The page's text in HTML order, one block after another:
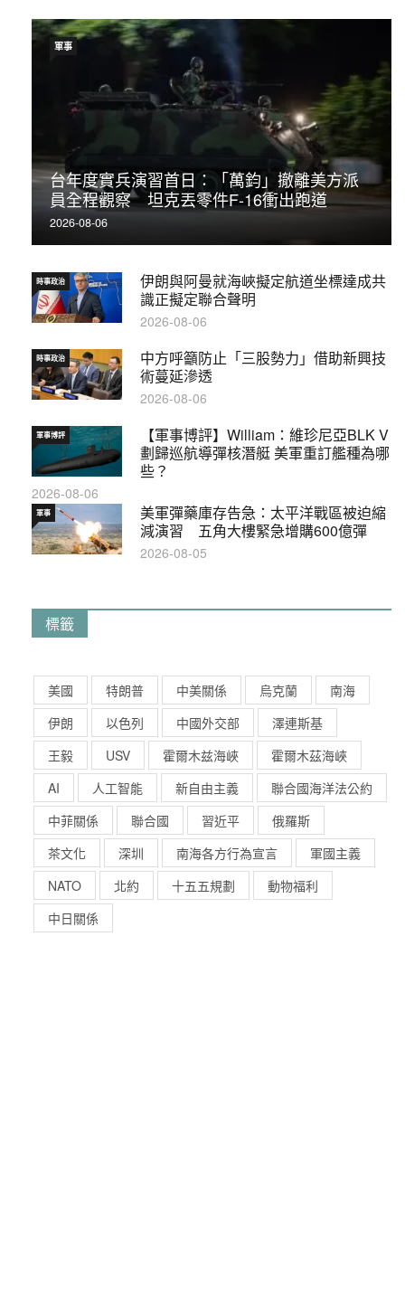
台年度實兵演習首日：「萬鈞」撤離美方派
員全程觀察 坦克丟零件F-16衝出跑道
2026-08-06
軍事
伊朗與阿曼就海峽擬定航道坐標達成共
識正擬定聯合聲明
時事政治
2026-08-06
中方呼籲防止「三股勢力」借助新興技
術蔓延滲透
時事政治
2026-08-06
【軍事博評】William：維珍尼亞BLK V
劃歸巡航導彈核潛艇 美軍重訂艦種為哪
些？
軍事博評
2026-08-06
美軍彈藥庫存告急：太平洋戰區被迫縮
減演習 五角大樓緊急增購600億彈
軍事
2026-08-05
標籤
美國 特朗普 中美關係 烏克蘭
南海
伊朗
以色列 中國外交部
澤連斯基
王毅
USV 霍爾木兹海峽
霍爾木茲海峽
AI
人工智能 新自由主義
聯合國海洋法公約
中菲關係
聯合國 習近平
俄羅斯
茶文化
深圳 南海各方行為宣言
軍國主義
NATO
北約 十五五規劃
動物福利
中日關係